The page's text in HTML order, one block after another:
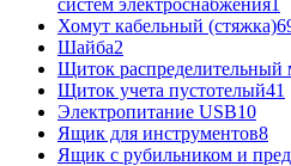
Хомут кабельный (стяжка)
Шайба2
Щиток распределительный
Щиток учета пустотелый41
Электропитание USB10
Ящик для инструментов8
Ящик с рубильником и